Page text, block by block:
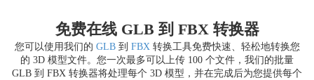
免费在线 GLB 到 FBX 转换器
您可以使用我们的 GLB到 FBX转换工具免费快速、轻松地转换您
的 3D 模型文件。您一次最多可以上传 100 个文件，我们的批量
GLB 到 FBX 转换器将处理每个 3D 模型，并在完成后为您提供每个